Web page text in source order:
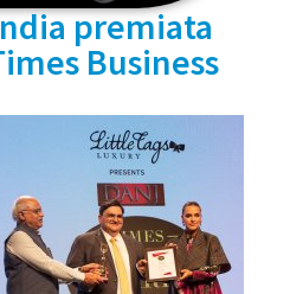
premiata
Business